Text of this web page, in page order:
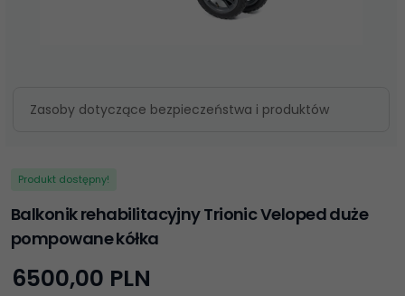
Produkt dostępny!
Balkonik rehabilitacyjny Trionic Veloped duże
pompowane kółka
6500,00 PLN
Zasoby dotyczące bezpieczeństwa i produktów